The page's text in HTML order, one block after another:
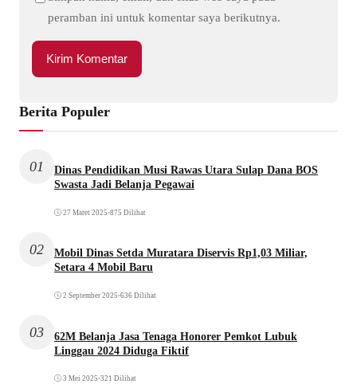
peramban ini untuk komentar saya berikutnya.
Berita Populer
01
Dinas Pendidikan Musi Rawas Utara Sulap Dana BOS
Swasta Jadi Belanja Pegawai
27 Maret 2025 •875 Dilihat
02
Mobil Dinas Setda Muratara Diservis Rp1,03 Miliar,
Setara 4 Mobil Baru
2 September 2025 •636 Dilihat
03
62M Belanja Jasa Tenaga Honorer Pemkot Lubuk
Linggau 2024 Diduga Fiktif
3 Mei 2025 •321 Dilihat